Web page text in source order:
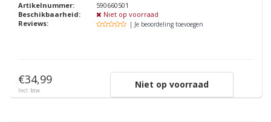
Artikelnummer:
590660501
Beschikbaarheid:
Niet op voorraad
Reviews:
| Je beoordeling toevoegen
€34,99
Incl. btw
Niet op voorraad